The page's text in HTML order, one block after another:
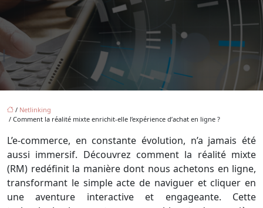
/ Netlinking
/ Comment la réalité mixte enrichit-elle l’expérience d’achat en ligne ?
L’e-commerce, en constante évolution, n’a jamais été
aussi immersif. Découvrez comment la réalité mixte
(RM) redéfinit la manière dont nous achetons en ligne,
transformant le simple acte de naviguer et cliquer en
une aventure interactive et engageante. Cette